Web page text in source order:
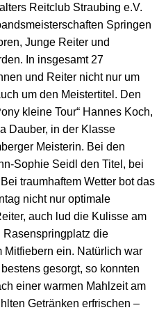
Reitclub Straubing e.V.
Springen
Junge Reiter und
In insgesamt 27
und Reiter nicht nur um
um den Meistertitel. Den
kleine Tour“ Hannes Koch,
Dauber, in der Klasse
Meisterin. Bei den
Sophie Seidl den Titel, bei
traumhaftem Wetter bot das
nicht nur optimale
auch lud die Kulisse am
die
ein. Natürlich war
gesorgt, so konnten
einer warmen Mahlzeit am
Getränken erfrischen –